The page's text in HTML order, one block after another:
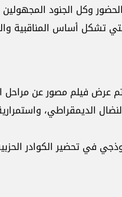
وكل الجنود
تشكل أساس المناقبية
عرض فيلم مصور عن مراحل
الديمقراطي،
في تحضير الكوادر